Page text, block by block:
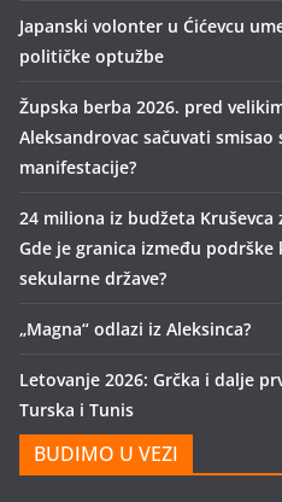
Japanski volonter u Ćićevcu
političke optužbe
Župska berba 2026. pred
Aleksandrovac sačuvati
manifestacije?
24 miliona iz budžeta
Gde je granica između
sekularne države?
„Magna“ odlazi iz Aleksinca?
Letovanje 2026: Grčka i dalje
Turska i Tunis
BUDIMO U VEZI